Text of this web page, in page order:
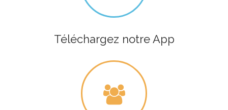
Téléchargez notre App